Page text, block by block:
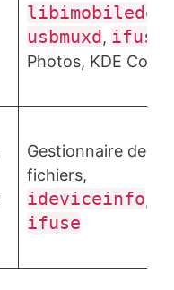
usbmuxd, ifuse
Photos, KDE
Gestionnaire de
fichiers,
ideviceinfo
ifuse